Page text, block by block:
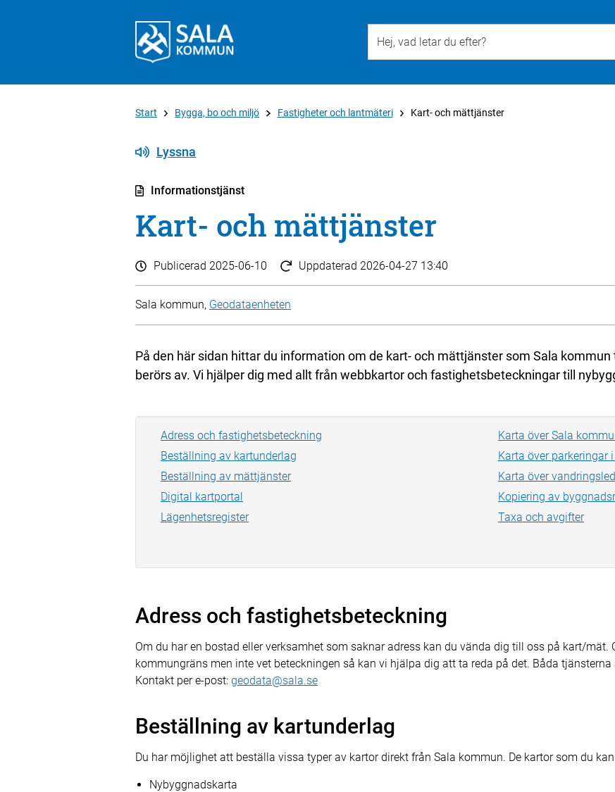
Start Bygga, bo och miljö Fastigheter och lantmäteri Kart- och mättjänster
Lyssna
Informationstjänst
Kart- och mättjänster
Publicerad 2025-06-10 Uppdaterad 2026-04-27 13:40
Sala kommun, Geodataenheten
På den här sidan hittar du information om de kart- och mättjänster som Sala
berörs av. Vi hjälper dig med allt från webbkartor och fastighetsbeteckningar till
Adress och fastighetsbeteckning
Beställning av kartunderlag
Beställning av mättjänster
Digital kartportal
Lägenhetsregister
Karta över Sala
Karta över parkeringar
Karta över
Kopiering av
Taxa och avgifter
Adress och fastighetsbeteckning
Om du har en bostad eller verksamhet som saknar adress kan du vända dig till oss på kart/mät.
kommungräns men inte vet beteckningen så kan vi hjälpa dig att ta reda på det. Båda
Kontakt per e-post: geodata@sala.se
Beställning av kartunderlag
Du har möjlighet att beställa vissa typer av kartor direkt från Sala kommun. De kartor som du
Nybyggnadskarta